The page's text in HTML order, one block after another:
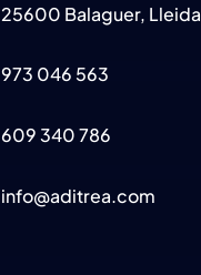
25600 Balaguer, Lleida
973 046 563
609 340 786
info@aditrea.com